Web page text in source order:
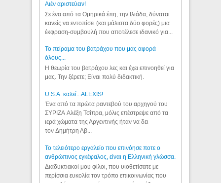
Aιέν αριστεύειν!
Σε ένα από τα Ομηρικά έπη, την Ιλιάδα, δύναται
κανείς να εντοπίσει (και μάλιστα δύο φορές) μια
έκφραση-συμβουλή που αποτέλεσε ιδανικό για...
Το πείραμα του βατράχου που μας αφορά
όλους...
Η θεωρία του βατράχου λες και έχει επινοηθεί για
μας. Την ξέρετε; Είναι πολύ διδακτική.
U.S.A. καλεί...ALEXIS!
Ένα από τα πρώτα ραντεβού του αρχηγού του
ΣΥΡΙΖΑ Αλέξη Τσίπρα, μόλις επέστρεψε από τα
ιερά χώματα της Αργεντινής ήταν να δει
τον Δημήτρη Αβ...
Το τελειότερο εργαλείο που επινόησε ποτε ο
ανθρώπινος εγκέφαλος, είναι η Ελληνική γλώσσα.
Διαδυκτιακοί μου φίλοι, που υιοθετίσατε με
περίσσια ευκολία τον τρόπο επικοινωνίας που